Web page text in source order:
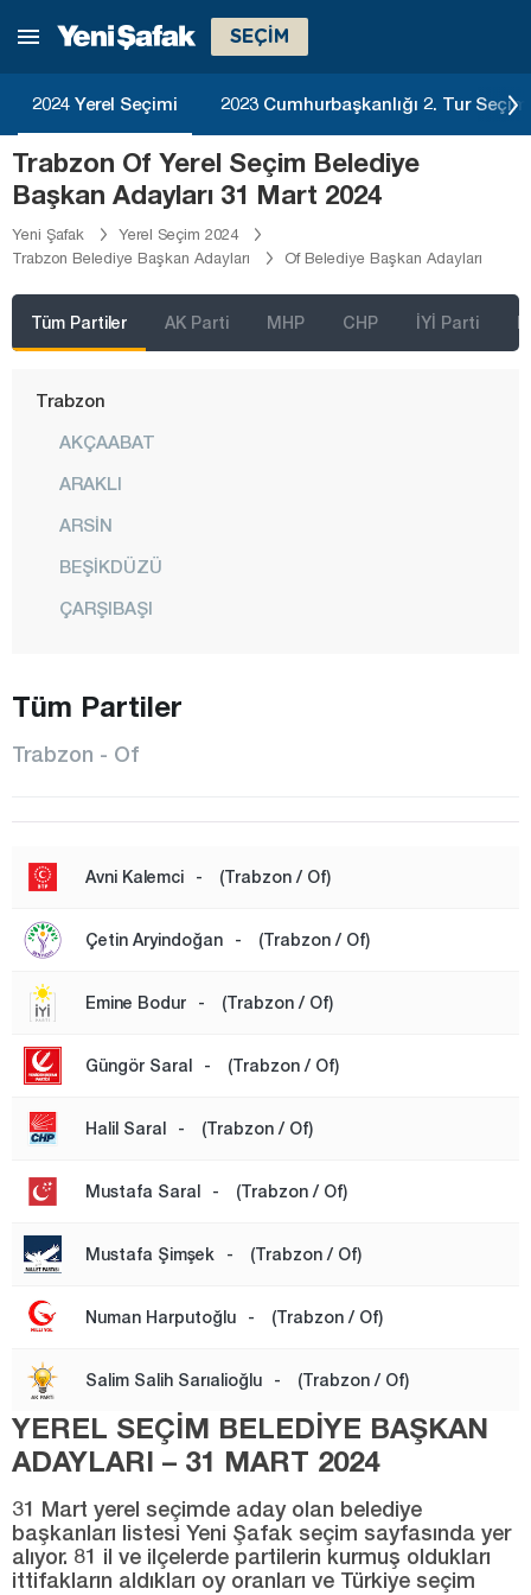
SEÇİM
2024 Yerel Seçimi 2023 Cumhurbaşkanlığı 2. Tur
Trabzon Of Yerel Seçim Belediye
Başkan Adayları 31 Mart 2024
Yeni Şafak
Yerel Seçim 2024
Trabzon Belediye Başkan Adayları
Of Belediye Başkan Adayları
Tüm Partiler AK Parti MHP CHP İYİ Parti
Siirt
Sivas
Şanlıurfa
Şırnak
Tokat
Trabzon
AKÇAABAT
ARAKLI
ARSİN
BEŞİKDÜZÜ
ÇARŞIBAŞI
ORTAHİSAR
SÜRMENE
TONYA
Tunceli
Uşak
Yalova
Yozgat
Zonguldak
Tüm Partiler
Trabzon - Of
Avni Kalemci - (Trabzon / Of)
Çetin Aryindoğan - (Trabzon / Of)
Emine Bodur - (Trabzon / Of)
Güngör Saral - (Trabzon / Of)
Halil Saral - (Trabzon / Of)
Mustafa Saral - (Trabzon / Of)
Mustafa Şimşek - (Trabzon / Of)
Numan Harputoğlu - (Trabzon / Of)
Salim Salih Sarıalioğlu - (Trabzon / Of)
YEREL SEÇİM BELEDİYE BAŞKAN
ADAYLARI – 31 MART 2024
31 Mart yerel seçimde aday olan belediye
başkanları listesi Yeni Şafak seçim sayfasında yer
alıyor. 81 il ve ilçelerde partilerin kurmuş oldukları
ittifakların aldıkları oy oranları ve Türkiye seçim